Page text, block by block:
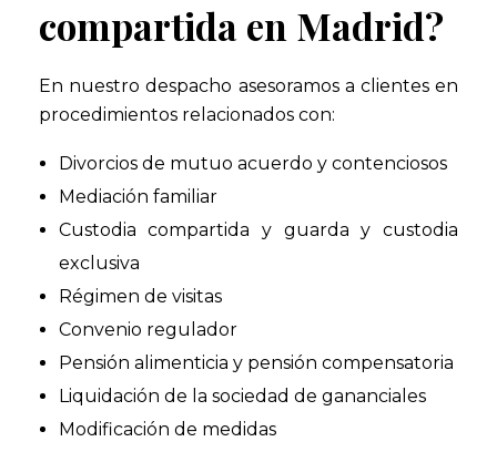
compartida en Madrid?
En nuestro despacho asesoramos a clientes en
procedimientos relacionados con:
Divorcios de mutuo acuerdo y contenciosos
Mediación familiar
Custodia compartida y guarda y custodia
exclusiva
Régimen de visitas
Convenio regulador
Pensión alimenticia y pensión compensatoria
Liquidación de la sociedad de gananciales
Modificación de medidas